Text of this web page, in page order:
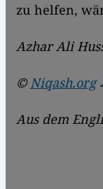
zu helfen,
Azhar Ali
© Niqash.org
Aus dem